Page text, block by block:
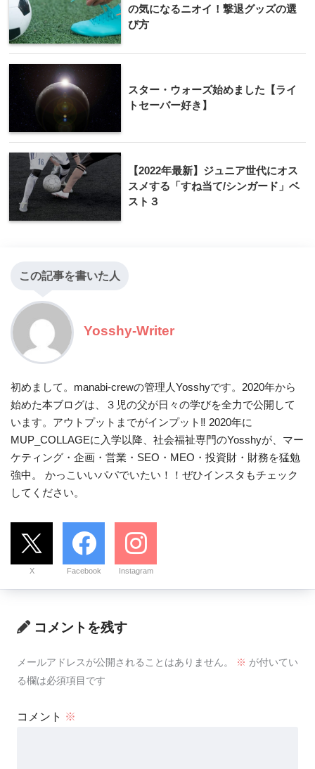
の気になるニオイ！撃退グッズの選
び方
スター・ウォーズ始めました【ライ
トセーバー好き】
【2022年最新】ジュニア世代にオス
スメする「すね当て/シンガード」ベ
スト３
この記事を書いた人
Yosshy-Writer
初めまして。manabi-crewの管理人Yosshyです。2020年から
始めた本ブログは、３児の父が日々の学びを全力で公開して
います。アウトプットまでがインプット‼ 2020年に
MUP_COLLAGEに入学以降、社会福祉専門のYosshyが、マー
ケティング・企画・営業・SEO・MEO・投資財・財務を猛勉
強中。 かっこいいパパでいたい！！ぜひインスタもチェック
してください。
X Facebook Instagram
コメントを残す
メールアドレスが公開されることはありません。 ※ が付いてい
る欄は必須項目です
コメント ※